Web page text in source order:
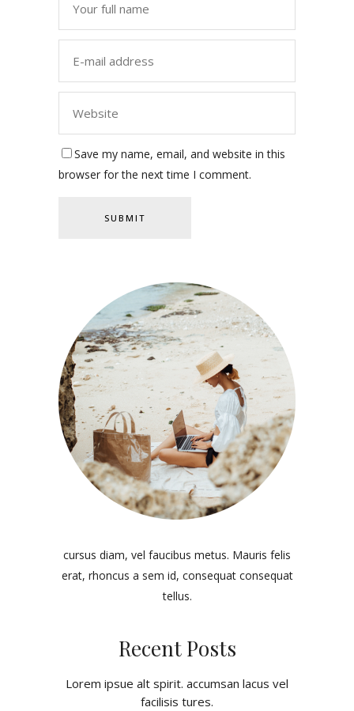
Save my name, email, and website in this
browser for the next time I comment.
cursus diam, vel faucibus metus. Mauris felis
erat, rhoncus a sem id, consequat consequat
tellus.
Recent Posts
Lorem ipsue alt spirit. accumsan lacus vel
facilisis tures.